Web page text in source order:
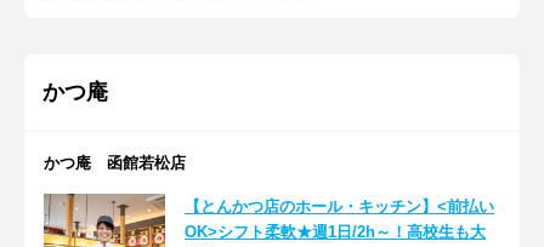
かつ庵
かつ庵 函館若松店
【とんかつ店のホール・キッチン】<前払い
OK>シフト柔軟★週1日/2h～！高校生も大